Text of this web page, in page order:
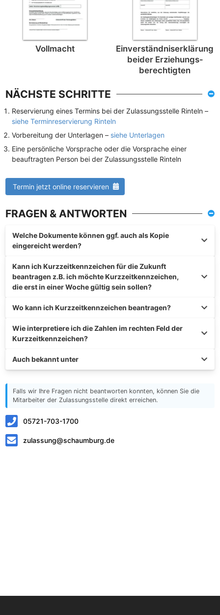
Vollmacht
Einverständnis­erklärung
beider Erziehungs­
berechtigten
NÄCHSTE SCHRITTE
Reservierung eines Termins bei der Zulassungsstelle Rinteln –
siehe Terminreservierung Rinteln
Vorbereitung der Unterlagen – siehe Unterlagen
Eine persönliche Vorsprache oder die Vorsprache einer
beauftragten Person bei der Zulassungsstelle Rinteln
Termin jetzt online reservieren
FRAGEN & ANTWORTEN
Welche Dokumente können ggf. auch als Kopie
eingereicht werden?
Kann ich Kurzzeitkennzeichen für die Zukunft
beantragen z.B. ich möchte Kurzzeitkennzeichen,
die erst in einer Woche gültig sein sollen?
Wo kann ich Kurzzeitkennzeichen beantragen?
Wie interpretiere ich die Zahlen im rechten Feld der
Kurzzeitkennzeichen?
Auch bekannt unter
Falls wir Ihre Fragen nicht beantworten konnten, können Sie die
Mitarbeiter der Zulassungsstelle direkt erreichen.
05721-703-1700
zulassung@schaumburg.de